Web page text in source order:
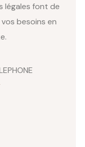
légales font de
besoins en